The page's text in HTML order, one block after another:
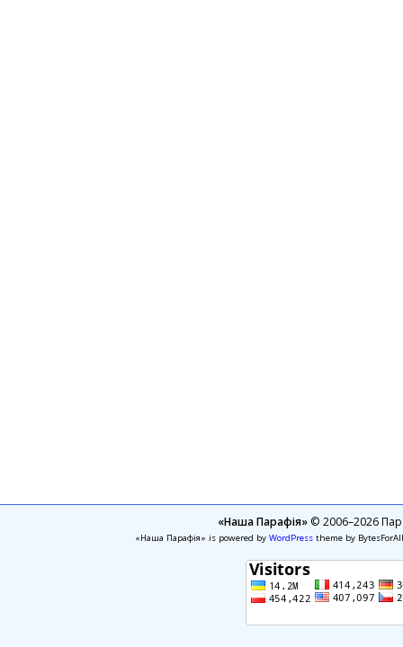
«Наша Парафія»© 2006–2026
«Наша Парафія» is powered by WordPresstheme by